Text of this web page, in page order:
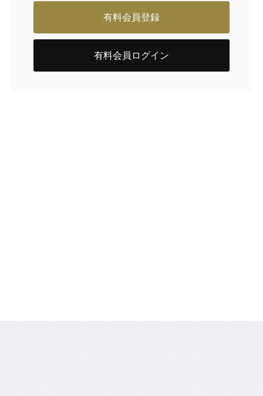
有料会員登録
有料会員ログイン